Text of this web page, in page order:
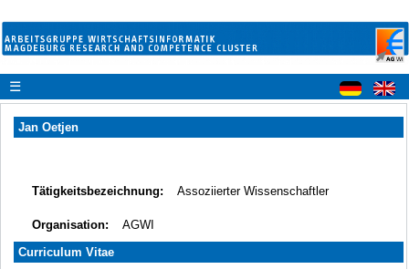
☰
Jan Oetjen
Tätigkeitsbezeichnung: Assoziierter Wissenschaftler
Organisation:
AGWI
Curriculum Vitae